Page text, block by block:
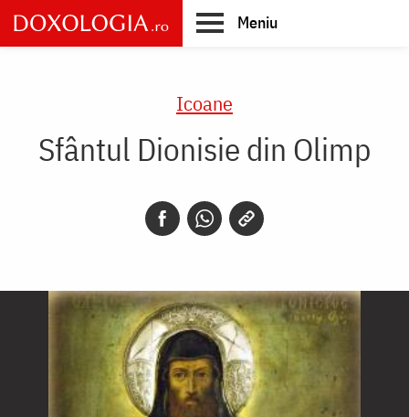
Skip
to
main
Meniu
Icoane
Sfântul Dionisie din Olimp